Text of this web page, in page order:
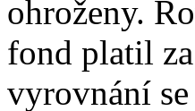
ohroženy.
fond platil
vyrovnání